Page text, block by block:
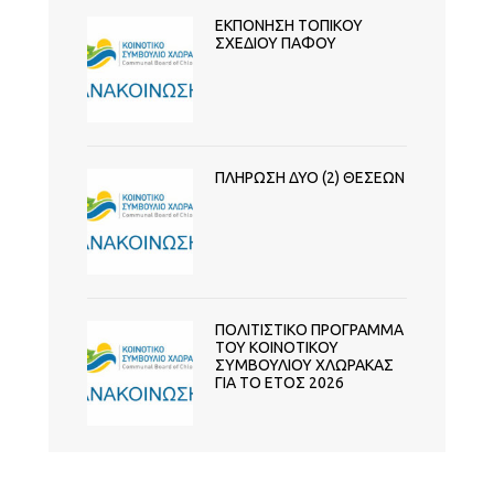
ΕΚΠΟΝΗΣΗ ΤΟΠΙΚΟΥ
ΣΧΕΔΙΟΥ ΠΑΦΟΥ
ΠΛΗΡΩΣΗ ΔΥΟ (2) ΘΕΣΕΩΝ
ΠΟΛΙΤΙΣΤΙΚΟ ΠΡΟΓΡΑΜΜΑ
ΤΟΥ ΚΟΙΝΟΤΙΚΟΥ
ΣΥΜΒΟΥΛΙΟΥ ΧΛΩΡΑΚΑΣ
ΓΙΑ ΤΟ ΕΤΟΣ 2026